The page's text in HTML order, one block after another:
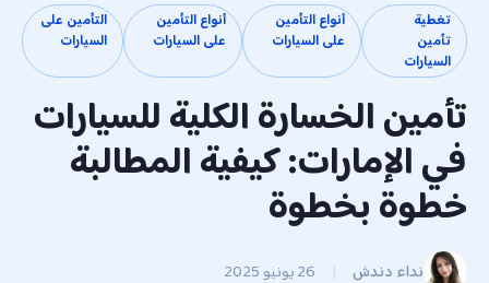
تغطية
تأمين
السيارات
أنواع التأمين
على السيارات
أنواع التأمين
على السيارات
التأمين على
السيارات
تأمين الخسارة الكلية للسيارات
في الإمارات: كيفية المطالبة
خطوة بخطوة
نداء دندش | 26 يونيو 2025